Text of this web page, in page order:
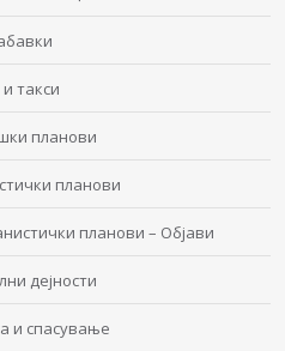
такси
планови
планови
планови – Објави
дејности
и спасување